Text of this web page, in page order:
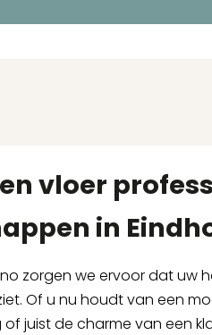
vloer
in
zorgen we ervoor dat uw
Of u nu houdt van een
juist de charme van een